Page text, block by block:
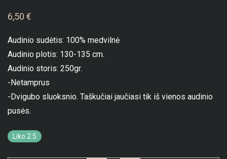
6,50 €
Audinio sudėtis: 100% medvilnė
Audinio plotis: 130-135 cm.
Audinio storis: 250gr.
-Netamprus
-Dvigubo sluoksnio. Taškučiai jaučiasi tik iš vienos audinio
pusės.
Liko 2.5